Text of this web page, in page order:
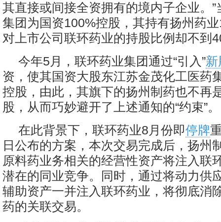
其直接或间接全资拥有的境内子企业。
集团为国资100%控股，其持有扬州药
对上市公司联环药业的持股比例却不到
今年5月，联环药业集团通过“引入”新
资，使其国资大股东江苏金茂化工医药
控股，由此，其旗下的扬州制药也不再
股，从而巧妙避开了上述通知的“约束”。
在此背景下，联环药业8月份即停牌
日公布的方案，本次交易完成后，扬州
原料药业务相关的经营性资产将注入联
潜在的同业竞争。同时，通过将动力供
辅助资产一并注入联环药业，将彻底消
药的关联交易。